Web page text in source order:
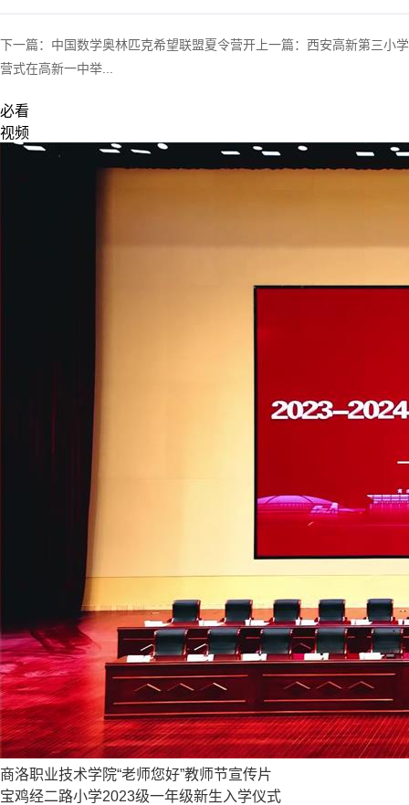
上一篇： 西安高新第三小学
下一篇： 中国数学奥林匹克希望联盟夏令营开
营式在高新一中举...
必看
视频
商洛职业技术学院“老师您好”教师节宣传片
宝鸡经二路小学2023级一年级新生入学仪式